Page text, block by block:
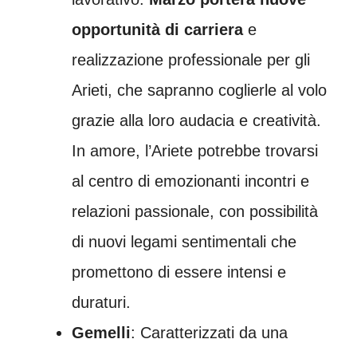
opportunità di carrierae
realizzazione professionale per gli
Arieti, che sapranno coglierle al volo
grazie alla loro audacia e creatività.
In amore, l’Ariete potrebbe trovarsi
al centro di emozionanti incontri e
relazioni passionale, con possibilità
di nuovi legami sentimentali che
promettono di essere intensi e
duraturi.
Gemelli: Caratterizzati da una